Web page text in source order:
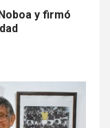
y firmó